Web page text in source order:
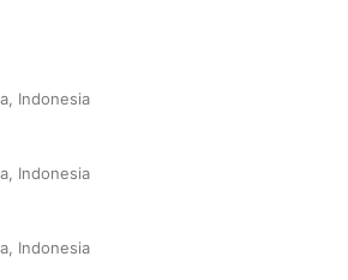
Indonesia
Indonesia
Indonesia